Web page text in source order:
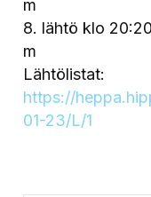
m
8. lähtö klo
m
Lähtölistat:
https://
01-23/L/1